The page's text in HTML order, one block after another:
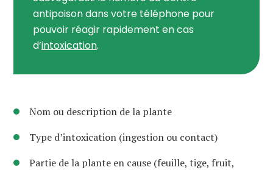
antipoison dans votre téléphone pour
pouvoir réagir rapidement en cas
d’intoxication.
Nom ou description de la plante
Type d’intoxication (ingestion ou contact)
Partie de la plante en cause (feuille, tige, fruit,